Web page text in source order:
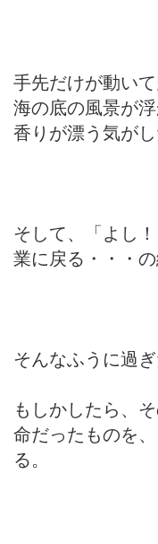
手先だけが動い
海の底の風景が
香りが漂う気が
そして、「よし
業に戻る・・・の
そんなふうに過ぎ
もしかしたら、
命だったものを
る。